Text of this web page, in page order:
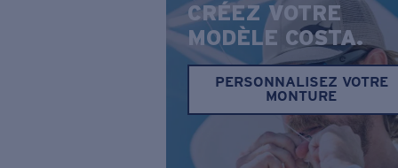
CRÉEZ VOTRE
MODÈLE COSTA.
PERSONNALISEZ VOTRE
MONTURE